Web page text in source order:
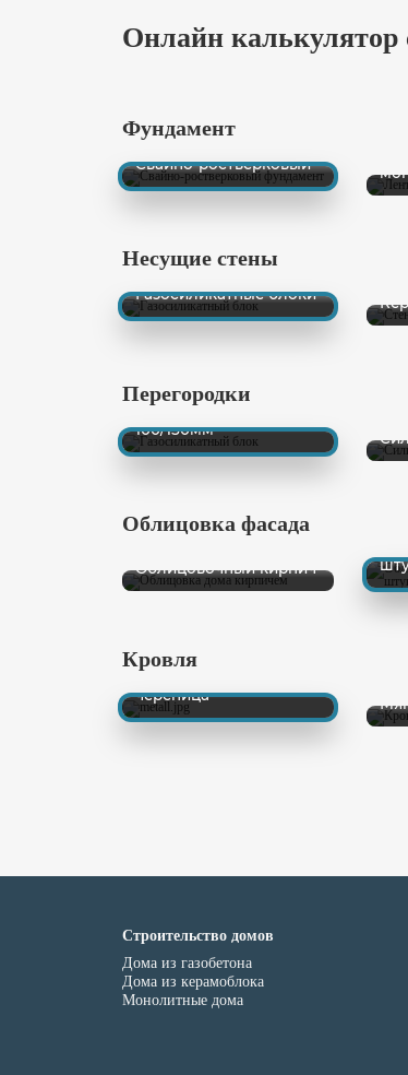
Онлайн калькулятор
Фундамент
Свайно-ростверковый
Несущие стены
Газосиликатные блоки
Перегородки
Газосиликатный блок
100/150мм
Облицовка фасада
Облицовочный кирпич
Кровля
Металлическая
черепица
Строительство домов
Дома из газобетона
Дома из керамоблока
Монолитные дома